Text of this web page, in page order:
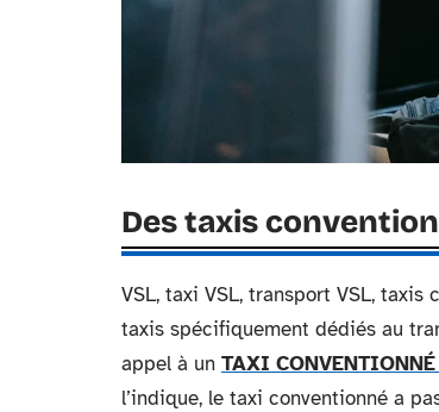
Des taxis
VSL, taxi VSL, transport VSL,
taxis spécifiquement dédiés au
appel à un TAXI
l’indique, le taxi conventionné a